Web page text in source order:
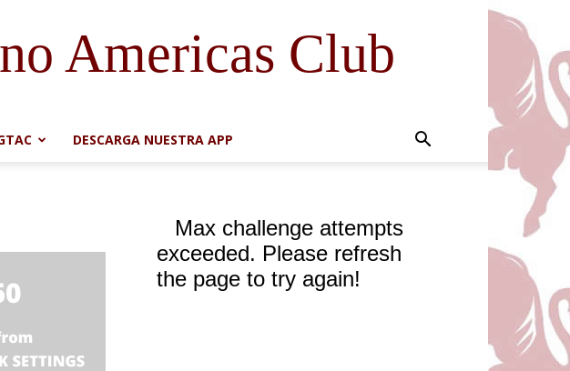
Americas Club
DESCARGA NUESTRA APP